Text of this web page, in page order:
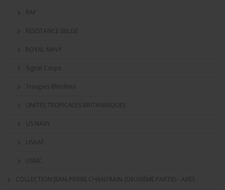
RAF
RESISTANCE BELGE
ROYAL NAVY
Signal Corps
Troupes Blindées
UNITES TROPICALES BRITANNIQUES
US NAVY
USAAF
USMC
COLLECTION JEAN-PIERRE CHANTRAIN (DEUXIÈME PARTIE) - AXES